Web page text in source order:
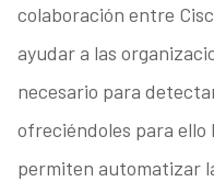
colaboración entre
ayudar a las
necesario para
ofreciéndoles para
permiten automatizar